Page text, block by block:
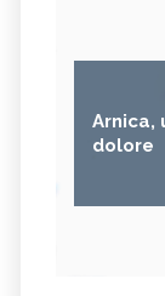
Arnica,
dolore